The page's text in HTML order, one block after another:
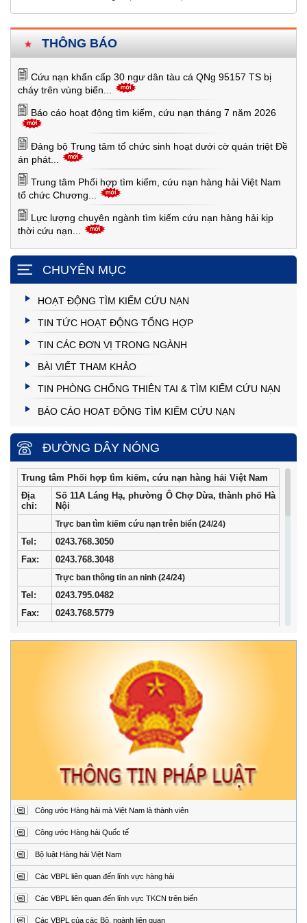
THÔNG BÁO
Cứu nạn khẩn cấp 30 ngư dân tàu cá QNg 95157 TS bị
cháy trên vùng biển...
Báo cáo hoạt động tìm kiếm, cứu nạn tháng 7 năm 2026
Đảng bộ Trung tâm tổ chức sinh hoạt dưới cờ quán triệt Đề
án phát...
Trung tâm Phối hợp tìm kiếm, cứu nạn hàng hải Việt Nam
tổ chức Chương...
Lực lượng chuyên ngành tìm kiếm cứu nạn hàng hải kịp
thời cứu nạn...
CHUYÊN MỤC
HOẠT ĐỘNG TÌM KIẾM CỨU NẠN
TIN TỨC HOẠT ĐỘNG TỔNG HỢP
TIN CÁC ĐƠN VỊ TRONG NGÀNH
BÀI VIẾT THAM KHẢO
TIN PHÒNG CHỐNG THIÊN TAI & TÌM KIẾM CỨU NẠN
BÁO CÁO HOẠT ĐỘNG TÌM KIẾM CỨU NẠN
ĐƯỜNG DÂY NÓNG
Trung tâm Phối hợp tìm kiếm, cứu nạn hàng hải Việt Nam
Địa
chỉ:
Số 11A Láng Hạ, phường Ô Chợ Dừa, thành phố Hà
Nội
Trực ban tìm kiếm cứu nạn trên biển (24/24)
Tel :
0243.768.3050
Fax:
0243.768.3048
Trực ban thông tin an ninh (24/24)
Tel:
0243.795.0482
Fax:
0243.768.5779
02253.759.508 (24/24h)
02253.759.507
Trung tâm Phối hợp tìm kiếm, cứu nạn hàng hải khu vực II
Đường Hoàng Sa, Phường Sơn Trà, thành phố Đà
02363.924.957 (24/24h)
Trung tâm Phối hợp tìm kiếm, cứu nạn hàng hải khu vực III
Địa
chỉ:
1151/45 Đường 30 tháng 4, Phường Phước Thắng,
thành phố Hồ Chí Minh.
Điện
thoại:
0254.3850.950 (24/24h)
Fax:
0254.3810.353
Trung tâm Phối hợp tìm kiếm, cứu nạn hàng hải khu vực IV
Công ước Hàng hải mà Việt Nam là thành viên
Công ước Hàng hải Quốc tế
Bộ luật Hàng hải Việt Nam
Các VBPL liên quan đến lĩnh vực hàng hải
Các VBPL liên quan đến lĩnh vực TKCN trên biển
Các VBPL của các Bộ, ngành liên quan